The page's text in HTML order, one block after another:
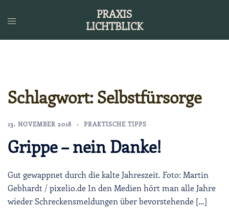
Inhalt
PRAXIS
LICHTBLICK
Schlagwort: Selbstfürsorge
13. NOVEMBER 2018 PRAKTISCHE TIPPS
Grippe – nein Danke!
Gut gewappnet durch die kalte Jahreszeit. Foto: Martin
Gebhardt / pixelio.de In den Medien hört man alle Jahre
wieder Schreckensmeldungen über bevorstehende […]